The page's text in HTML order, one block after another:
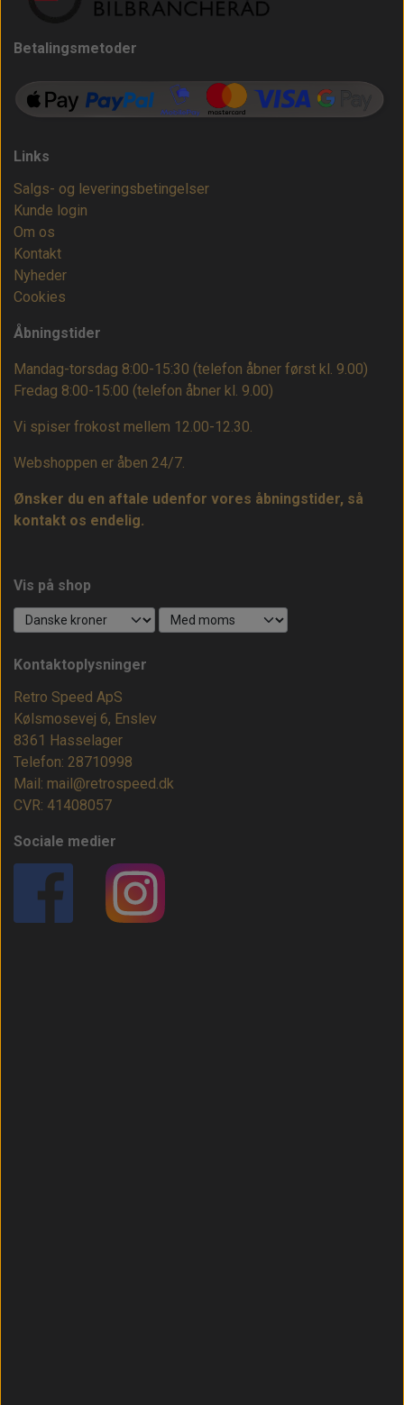
Betalingsmetoder
Links
Salgs- og leveringsbetingelser
Kunde login
Om os
Kontakt
Nyheder
Cookies
Åbningstider
Mandag-torsdag 8:00-15:30 (telefon åbner først kl. 9.00)
Fredag 8:00-15:00 (telefon åbner kl. 9.00)
Vi spiser frokost mellem 12.00-12.30.
Webshoppen er åben 24/7.
Ønsker du en aftale udenfor vores åbningstider, så
kontakt os endelig.
Vis på shop
Kontaktoplysninger
Retro Speed ApS
Kølsmosevej 6, Enslev
8361 Hasselager
Telefon: 28710998
Mail: mail@retrospeed.dk
CVR: 41408057
Sociale medier